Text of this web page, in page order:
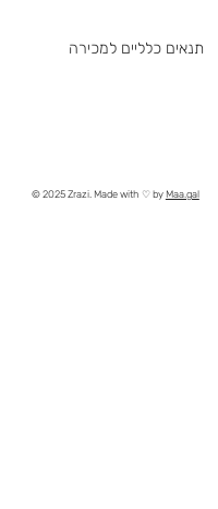
תנאים כלליים למכירה
© 2025 Zrazi. Made with ♡ byMaa.gal